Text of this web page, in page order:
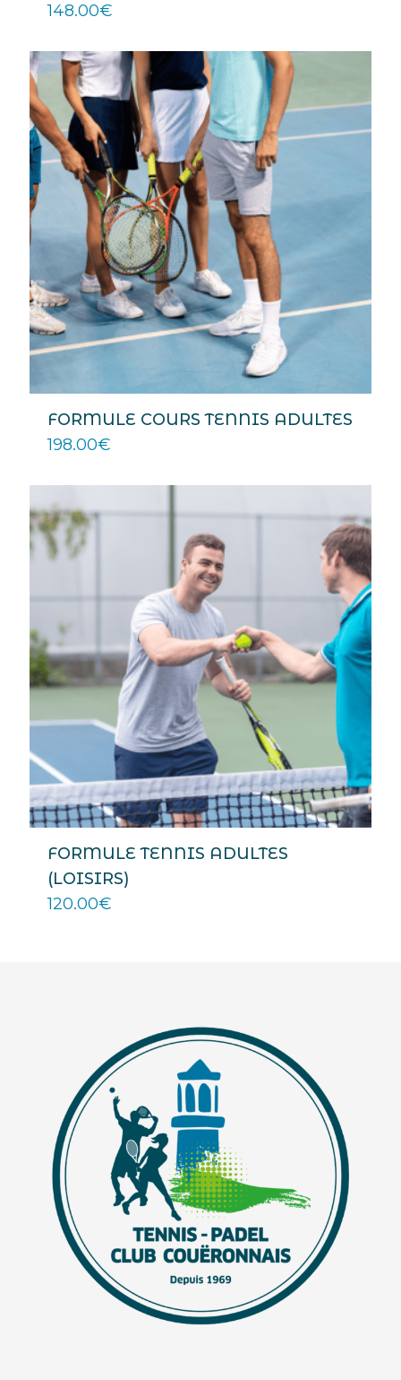
148.00€
FORMULE COURS TENNIS ADULTES
198.00€
FORMULE TENNIS ADULTES
(LOISIRS)
120.00€